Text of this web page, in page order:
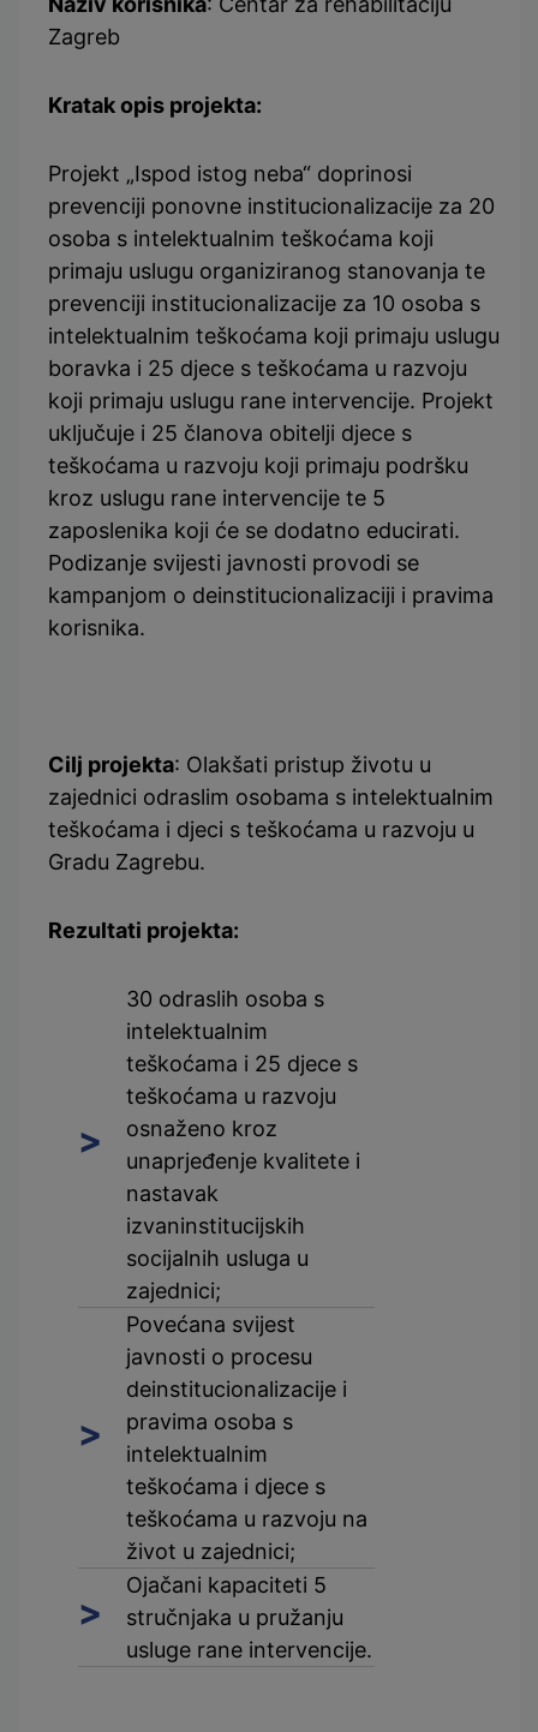
Zagreb
Kratak opis projekta:
Projekt „Ispod istog neba“ doprinosi
prevenciji ponovne institucionalizacije za 20
osoba s intelektualnim teškoćama koji
primaju uslugu organiziranog stanovanja te
prevenciji institucionalizacije za 10 osoba s
intelektualnim teškoćama koji primaju uslugu
boravka i 25 djece s teškoćama u razvoju
koji primaju uslugu rane intervencije. Projekt
uključuje i 25 članova obitelji djece s
teškoćama u razvoju koji primaju podršku
kroz uslugu rane intervencije te 5
zaposlenika koji će se dodatno educirati.
Podizanje svijesti javnosti provodi se
kampanjom o deinstitucionalizaciji i pravima
korisnika.
Cilj projekta: Olakšati pristup životu u
zajednici odraslim osobama s intelektualnim
teškoćama i djeci s teškoćama u razvoju u
Gradu Zagrebu.
Rezultati projekta:
30 odraslih osoba s
intelektualnim
teškoćama i 25 djece s
teškoćama u razvoju
osnaženo kroz
unaprjeđenje kvalitete i
nastavak
izvaninstitucijskih
socijalnih usluga u
zajednici;
Povećana svijest
javnosti o procesu
deinstitucionalizacije i
pravima osoba s
intelektualnim
teškoćama i djece s
teškoćama u razvoju na
život u zajednici;
Ojačani kapaciteti 5
stručnjaka u pružanju
usluge rane intervencije.